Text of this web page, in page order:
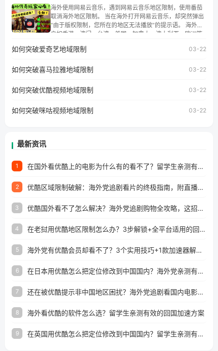
朋友们，使用番茄回国加速器，即可解决「海外用户收听腾
讯视频地区版权限制」的问题，无论人在香港、澳门、台
湾、美国、加拿大、澳大利亚、欧洲等国家和地区工作、留
学、定居等，都可以使用，不再因地区和版权限制所困扰。
海外使用网易云音乐，遇到网易云音乐地区限制，使用番茄
取消海外地区限制。 当在海外打开网易云音乐，却突然弹出
“由于版权限制，您所在的地区无法播放”的提示语。 海外用
户如香港、澳门、台湾、美国、加拿大、澳大利亚、欧洲等
地区及版权限制问题，且仅能在中国大陆地区播放。 遇到这
户收听网易云音乐地区版权限制」的问题，无论人在香港、
工作、留学、定居等，都可以使用，不再因地区和版权限制
所困扰。
如何突破爱奇艺地域限制 03-22
如何突破喜马拉雅地域限制 03-22
如何突破优酷视频地域限制 03-22
如何突破咪咕视频地域限制 03-22
最新资讯
1 在国外看优酷上的电影为什么有的看不了？留学生亲测有效的回国加速方案
2 优酷区域限制破解：海外党追剧看片的终极指南，附直播欧冠+1905电影网解决方案
3 优酷国外看不了怎么解决？海外党追剧购物全攻略，这招亲测有效！
4 在老挝用优酷地区限制怎么办？3步解锁+全平台适用的回国加速器指南
5 海外党有优酷会员却看不了？3个实用技巧+1款加速器解决追剧&金融APP难题
6 在日本用优酷怎么把定位修改到中国国内？海外党亲测有效的回国加速指南
7 还在被优酷提示非中国地区困扰？海外党追剧看国内电影的正确打开方式
8 海外看优酷的软件怎么选？留学生亲测有效的回国加速方案
9 在英国用优酷怎么把定位修改到中国国内？留学生亲测有效的回国加速方案